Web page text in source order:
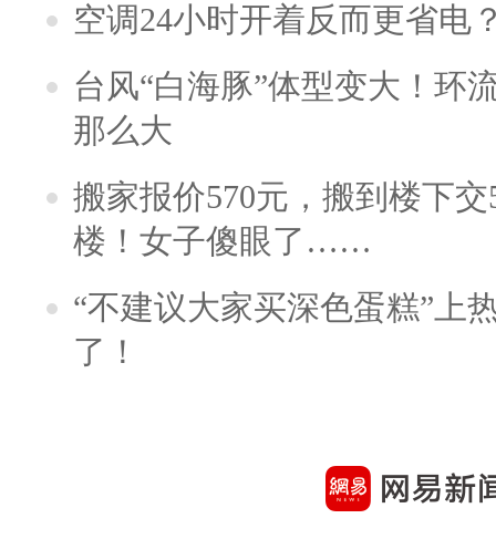
空调24小时开着反而更省电
台风“白海豚”体型变大！环
那么大
搬家报价570元，搬到楼下
楼！女子傻眼了……
“不建议大家买深色蛋糕”上
了！